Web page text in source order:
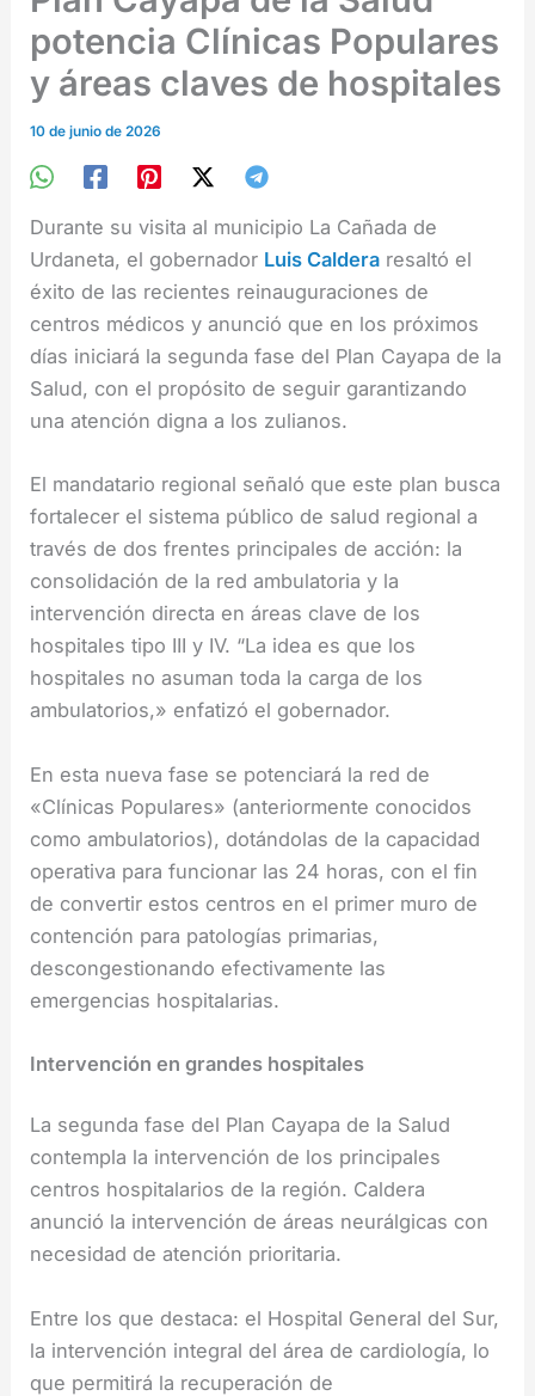
potencia Clínicas Populares
y áreas claves de hospitales
10 de junio de 2026
Durante su visita al municipio La Cañada de
Urdaneta, el gobernador Luis Caldera resaltó el
éxito de las recientes reinauguraciones de
centros médicos y anunció que en los próximos
días iniciará la segunda fase del Plan Cayapa de la
Salud, con el propósito de seguir garantizando
una atención digna a los zulianos.
El mandatario regional señaló que este plan busca
fortalecer el sistema público de salud regional a
través de dos frentes principales de acción: la
consolidación de la red ambulatoria y la
intervención directa en áreas clave de los
hospitales tipo III y IV. “La idea es que los
hospitales no asuman toda la carga de los
ambulatorios,» enfatizó el gobernador.
En esta nueva fase se potenciará la red de
«Clínicas Populares» (anteriormente conocidos
como ambulatorios), dotándolas de la capacidad
operativa para funcionar las 24 horas, con el fin
de convertir estos centros en el primer muro de
contención para patologías primarias,
descongestionando efectivamente las
emergencias hospitalarias.
Intervención en grandes hospitales
La segunda fase del Plan Cayapa de la Salud
contempla la intervención de los principales
centros hospitalarios de la región. Caldera
anunció la intervención de áreas neurálgicas con
necesidad de atención prioritaria.
Entre los que destaca: el Hospital General del Sur,
la intervención integral del área de cardiología, lo
que permitirá la recuperación de